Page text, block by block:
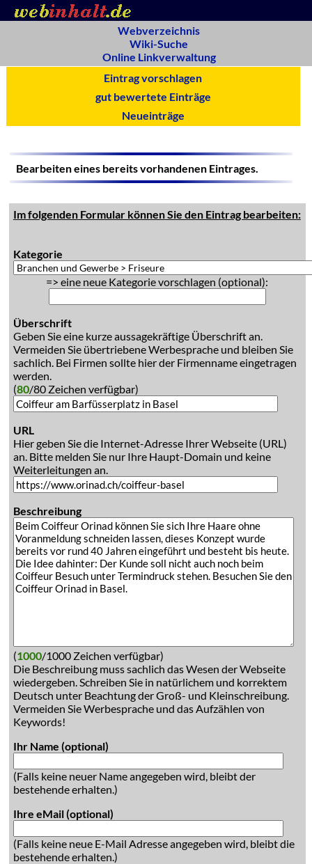
Webverzeichnis
Wiki-Suche
Online Linkverwaltung
Eintrag vorschlagen
gut bewertete Einträge
Neueinträge
Bearbeiten eines bereits vorhandenen Eintrages.
Im folgenden Formular können Sie den Eintrag bearbeiten:
Kategorie
=> eine neue Kategorie vorschlagen (optional):
Überschrift
Geben Sie eine kurze aussagekräftige Überschrift an.
Vermeiden Sie übertriebene Werbesprache und bleiben Sie
sachlich. Bei Firmen sollte hier der Firmenname eingetragen
werden.
(80/80 Zeichen verfügbar)
URL
Hier geben Sie die Internet-Adresse Ihrer Webseite (URL)
an. Bitte melden Sie nur Ihre Haupt-Domain und keine
Weiterleitungen an.
Beschreibung
(1000/1000 Zeichen verfügbar)
Die Beschreibung muss sachlich das Wesen der Webseite
wiedergeben. Schreiben Sie in natürlichem und korrektem
Deutsch unter Beachtung der Groß- und Kleinschreibung.
Vermeiden Sie Werbesprache und das Aufzählen von
Keywords!
Ihr Name (optional)
(Falls keine neuer Name angegeben wird, bleibt der
bestehende erhalten.)
Ihre eMail (optional)
(Falls keine neue E-Mail Adresse angegeben wird, bleibt die
bestehende erhalten.)